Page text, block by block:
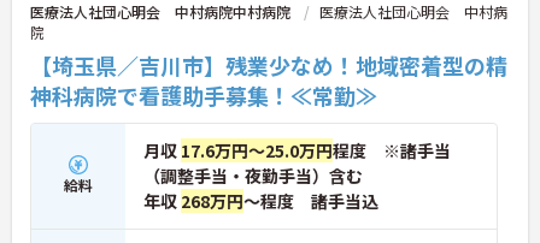
医療法人社団心明会 中村病院中村病院
医療法人社団心明会 中村病
院
【埼玉県／吉川市】残業少なめ！地域密着型の精
神科病院で看護助手募集！≪常勤≫
給料
月収 17.6万円～25.0万円程度 ※諸手当
（調整手当・夜勤手当）含む
年収 268万円～程度 諸手当込